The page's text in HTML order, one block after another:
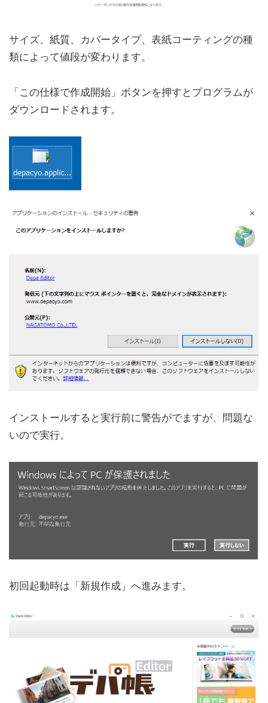
サイズ、紙質、カバータイプ、表紙コーティングの種
類によって値段が変わります。
「この仕様で作成開始」ボタンを押すとプログラムが
ダウンロードされます。
インストールすると実行前に警告がでますが、問題な
いので実行。
初回起動時は「新規作成」へ進みます。